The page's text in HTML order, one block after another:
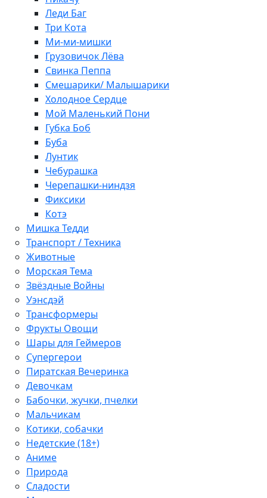
Леди Баг
Три Кота
Ми-ми-мишки
Грузовичок Лёва
Свинка Пеппа
Смешарики/ Малышарики
Холодное Сердце
Мой Маленький Пони
Губка Боб
Буба
Лунтик
Чебурашка
Черепашки-ниндзя
Фиксики
Котэ
Мишка Тедди
Транспорт / Техника
Животные
Морская Тема
Звёздные Войны
Уэнсдэй
Трансформеры
Фрукты Овощи
Шары для Геймеров
Супергерои
Пиратская Вечеринка
Девочкам
Бабочки, жучки, пчелки
Мальчикам
Котики, собачки
Недетские (18+)
Аниме
Природа
Сладости